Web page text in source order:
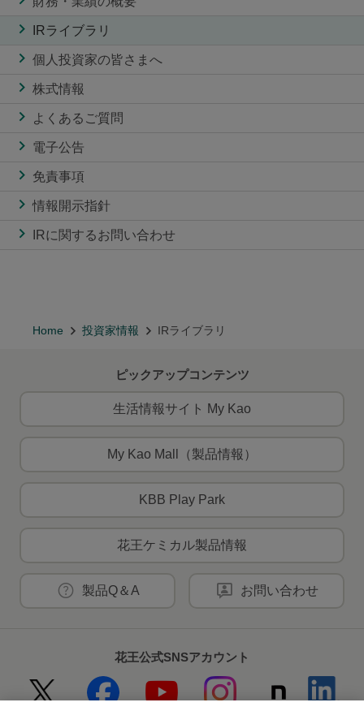
IRライブラリ
個人投資家の皆さまへ
株式情報
よくあるご質問
電子公告
免責事項
情報開示指針
IRに関するお問い合わせ
Home 投資家情報 IRライブラリ
ピックアップコンテンツ
生活情報サイト My Kao
My Kao Mall（製品情報）
KBB Play Park
花王ケミカル製品情報
製品Q＆A お問い合わせ
花王公式SNSアカウント